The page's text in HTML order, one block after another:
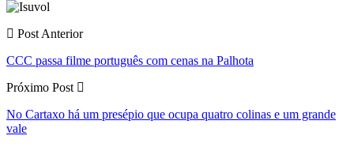
Post Anterior
CCC passa filme português com cenas na Palhota
Próximo Post
No Cartaxo há um presépio que ocupa quatro colinas e um grande
vale